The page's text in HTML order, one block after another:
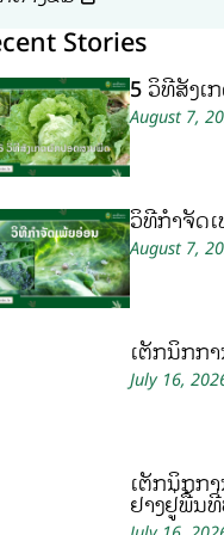
Stories
5 ວິທີສັງ
August 7,
ວິທີກໍາຈັດ
August 7,
ເຕັກນິກກ
July 16,
ເຕັກນິກກ
ຢາງຢູ່ພື້ນ